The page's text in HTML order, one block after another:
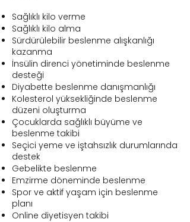
Sağlıklı kilo verme
Sağlıklı kilo alma
Sürdürülebilir beslenme alışkanlığı
kazanma
İnsülin direnci yönetiminde beslenme
desteği
Diyabette beslenme danışmanlığı
Kolesterol yüksekliğinde beslenme
düzeni oluşturma
Çocuklarda sağlıklı büyüme ve
beslenme takibi
Seçici yeme ve iştahsızlık durumlarında
destek
Gebelikte beslenme
Emzirme döneminde beslenme
Spor ve aktif yaşam için beslenme
planı
Online diyetisyen takibi